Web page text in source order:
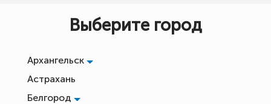
Выберите город
Архангельск
Астрахань
Белгород